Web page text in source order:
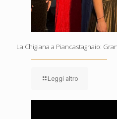
La Chigiana a Piancastagnaio:
Leggi altro